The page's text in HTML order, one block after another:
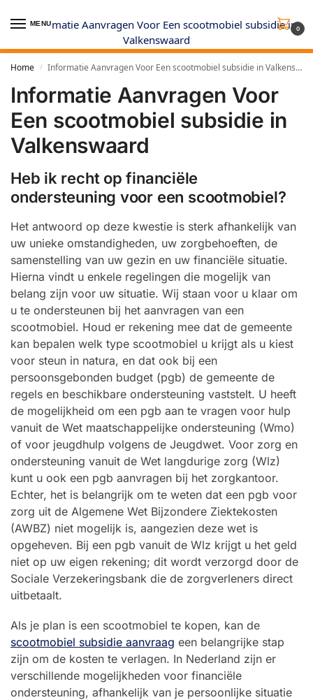
MENU
0
Home / Informatie Aanvragen Voor Een scootmobiel subsidie in Valkenswaard
Informatie Aanvragen Voor
Een scootmobiel subsidie in
Valkenswaard
Heb ik recht op financiële
ondersteuning voor een scootmobiel?
Het antwoord op deze kwestie is sterk afhankelijk van
uw unieke omstandigheden, uw zorgbehoeften, de
samenstelling van uw gezin en uw financiële situatie.
Hierna vindt u enkele regelingen die mogelijk van
belang zijn voor uw situatie. Wij staan voor u klaar om
u te ondersteunen bij het aanvragen van een
scootmobiel. Houd er rekening mee dat de gemeente
kan bepalen welk type scootmobiel u krijgt als u kiest
voor steun in natura, en dat ook bij een
persoonsgebonden budget (pgb) de gemeente de
regels en beschikbare ondersteuning vaststelt. U heeft
de mogelijkheid om een pgb aan te vragen voor hulp
vanuit de Wet maatschappelijke ondersteuning (Wmo)
of voor jeugdhulp volgens de Jeugdwet. Voor zorg en
ondersteuning vanuit de Wet langdurige zorg (Wlz)
kunt u ook een pgb aanvragen bij het zorgkantoor.
Echter, het is belangrijk om te weten dat een pgb voor
zorg uit de Algemene Wet Bijzondere Ziektekosten
(AWBZ) niet mogelijk is, aangezien deze wet is
opgeheven. Bij een pgb vanuit de Wlz krijgt u het geld
niet op uw eigen rekening; dit wordt verzorgd door de
Sociale Verzekeringsbank die de zorgverleners direct
uitbetaalt.
Als je plan is een scootmobiel te kopen, kan de
scootmobiel subsidie aanvraag een belangrijke stap
zijn om de kosten te verlagen. In Nederland zijn er
verschillende mogelijkheden voor financiële
ondersteuning, afhankelijk van je persoonlijke situatie